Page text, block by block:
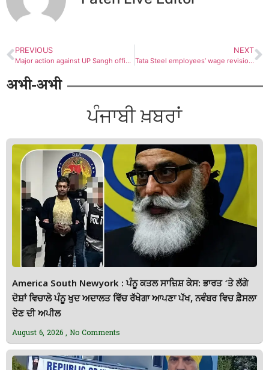
PREVIOUS
Major action against UP Sangh officials in land scam : उत्तर प्रदेश संघ से डॉ डीपी शुक्ला, विजय सिंह राणा और देवेश अवस्थी बाहर
NEXT
Tata Steel employees’ wage revision historic : मोहब्बत मिली ना बिसाले सनम, ना इधर के रहे ना उधर के…
अभी-अभी
ਪੰਜਾਬੀ ਖ਼ਬਰਾਂ
America South Newyork : ਪੰਨੂ ਕਤਲ ਸਾਜ਼ਿਸ਼ ਕੇਸ: ਭਾਰਤ ‘ਤੇ ਲੱਗੇ
ਦੋਸ਼ਾਂ ਵਿਚਾਲੇ ਪੰਨੂ ਖੁਦ ਅਦਾਲਤ ਵਿੱਚ ਰੱਖੇਗਾ ਆਪਣਾ ਪੱਖ, ਨਵੰਬਰ ਵਿਚ ਫ਼ੈਸਲਾ
ਦੇਣ ਦੀ ਅਪੀਲ
August 6, 2026 No Comments